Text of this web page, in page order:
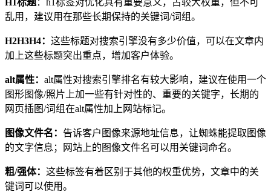
乱用，建议用在那些长期保持的关键词/词组。
H2H3H4： 这些标题对搜索引擎没有多少价值，可以在文章内
加上这些标题突出重点，增加客户体验。
alt属性： alt属性对搜索引擎排名有较大影响，建议在使用一个
图形图像/照片上加一些有针对性的、重要的关键字，长期的
网页插图/词组在alt属性加上网站标记。
图像文件名： 告诉客户图像来源地址信息，让蜘蛛能提取图像
的文字信息；网站上的图像文件名可以用关键词命名。
粗/强体： 这些标签有着区别于其他的权重优势，文章中的关
键词可以使用。